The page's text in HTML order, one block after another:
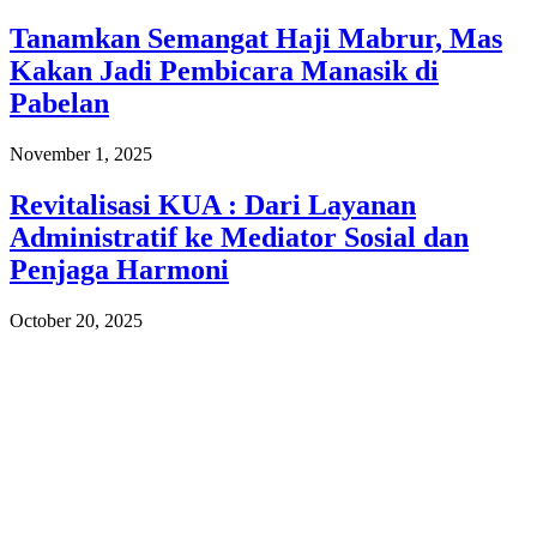
Tanamkan Semangat Haji Mabrur, Mas
Kakan Jadi Pembicara Manasik di
Pabelan
November 1, 2025
Revitalisasi KUA : Dari Layanan
Administratif ke Mediator Sosial dan
Penjaga Harmoni
October 20, 2025